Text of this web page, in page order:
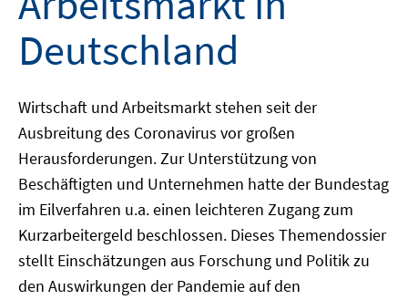
Deutschland
Wirtschaft und Arbeitsmarkt stehen seit der
Ausbreitung des Coronavirus vor großen
Herausforderungen. Zur Unterstützung von
Beschäftigten und Unternehmen hatte der Bundestag
im Eilverfahren u.a. einen leichteren Zugang zum
Kurzarbeitergeld beschlossen. Dieses Themendossier
stellt Einschätzungen aus Forschung und Politik zu
den Auswirkungen der Pandemie auf den